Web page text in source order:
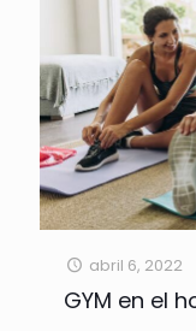
abril 6, 2022
GYM en el